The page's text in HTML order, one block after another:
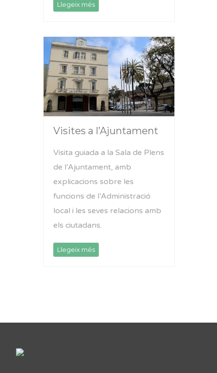
Llegeix més
Visites a l’Ajuntament
Visita guiada a la Sala de Plens
de l’Ajuntament, amb
explicacions sobre les
funcions de l’Administració
local i les seves relacions amb
els ciutadans.
Llegeix més